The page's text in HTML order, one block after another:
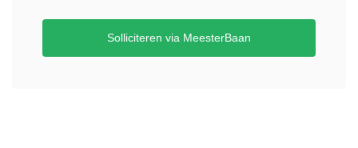
Solliciteren via MeesterBaan